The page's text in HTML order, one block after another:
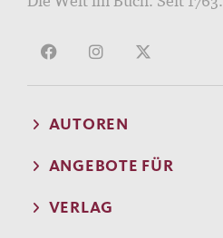
AUTOREN
ANGEBOTE FÜR
VERLAG